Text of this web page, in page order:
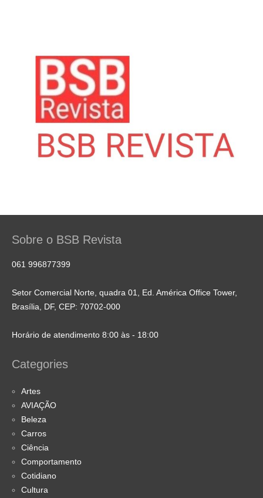
Sobre o BSB Revista
061 996877399
Setor Comercial Norte, quadra 01, Ed. América Office Tower,
Brasília, DF, CEP: 70702-000
Horário de atendimento 8:00 às - 18:00
Categories
Artes
AVIAÇÃO
Beleza
Carros
Ciência
Comportamento
Cotidiano
Cultura